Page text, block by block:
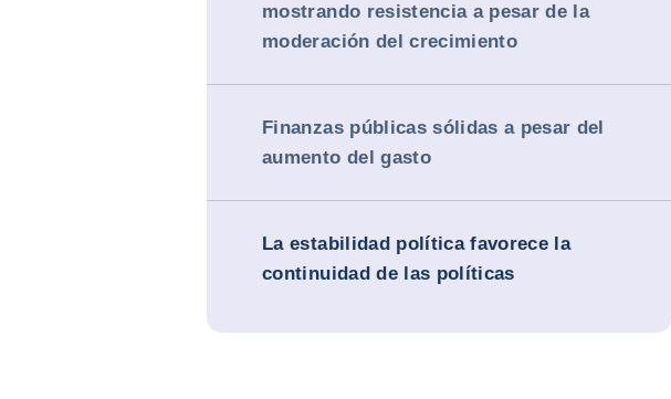
mostrando resistencia a pesar de la
moderación del crecimiento
Finanzas públicas sólidas a pesar del
aumento del gasto
La estabilidad política favorece la
continuidad de las políticas